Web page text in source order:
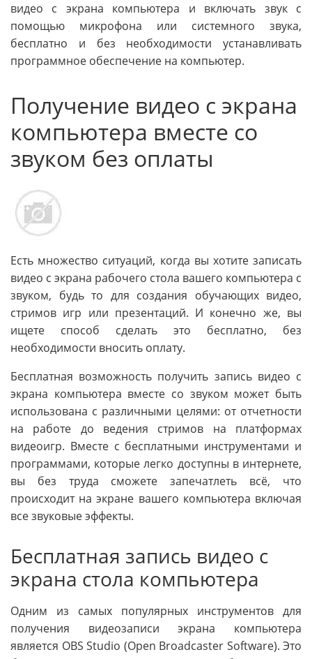
видео с экрана компьютера и включать звук с
помощью микрофона или системного звука,
бесплатно и без необходимости устанавливать
программное обеспечение на компьютер.
Получение видео с экрана
компьютера вместе со
звуком без оплаты
Есть множество ситуаций, когда вы хотите записать
видео с экрана рабочего стола вашего компьютера с
звуком, будь то для создания обучающих видео,
стримов игр или презентаций. И конечно же, вы
ищете способ сделать это бесплатно, без
необходимости вносить оплату.
Бесплатная возможность получить запись видео с
экрана компьютера вместе со звуком может быть
использована с различными целями: от отчетности
на работе до ведения стримов на платформах
видеоигр. Вместе с бесплатными инструментами и
программами, которые легко доступны в интернете,
вы без труда сможете запечатлеть всё, что
происходит на экране вашего компьютера включая
все звуковые эффекты.
Бесплатная запись видео с
экрана стола компьютера
Одним из самых популярных инструментов для
получения видеозаписи экрана компьютера
является OBS Studio (Open Broadcaster Software). Это